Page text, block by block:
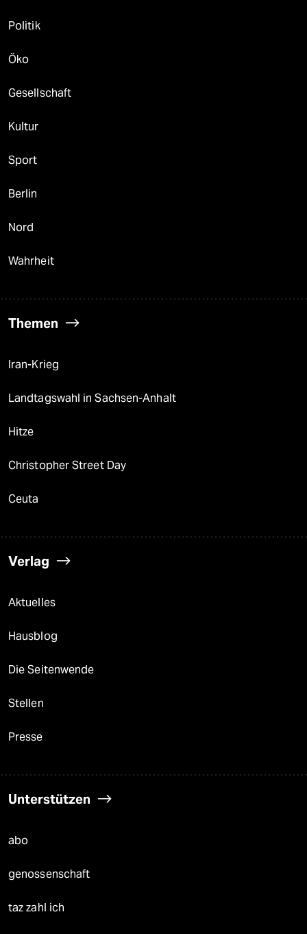
Politik
Öko
Gesellschaft
Kultur
Sport
Berlin
Nord
Wahrheit
Themen
Iran-Krieg
Landtagswahl in Sachsen-Anhalt
Hitze
Christopher Street Day
Ceuta
Verlag
Aktuelles
Hausblog
Die Seitenwende
Stellen
Presse
Unterstützen
abo
genossenschaft
taz zahl ich